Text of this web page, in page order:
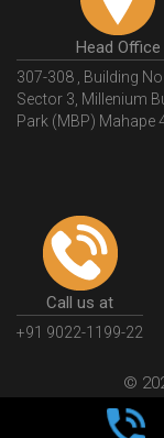
Head Office
307-308 , Building No
Sector 3, Millenium
Park (MBP) Mahape
Call us at
+91 9022-1199-22
©